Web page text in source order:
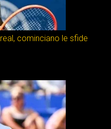
cominciano le sfide